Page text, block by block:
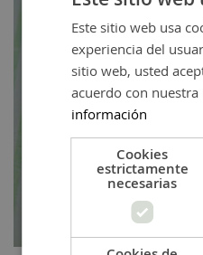
Este sitio web usa
experiencia del
sitio web, usted
acuerdo con
información
Cookies
estrictamente
necesarias